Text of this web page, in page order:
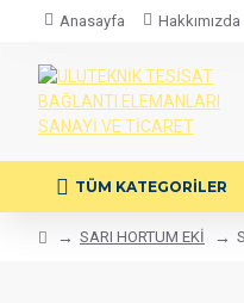
Anasayfa Hakkımızda
TÜM KATEGORILER
SARI HORTUM EKİ